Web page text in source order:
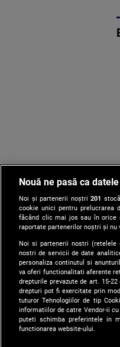
Nouă ne pasă ca
Noi și partenerii noștri201
cookie unici pentru prelucrarea
făcând clic mai jos sau în orice
raportate partenerilor noștri și nu
Noi si partenerii nostri (retelele
nostri de servicii de date
personaliza continutul si
va oferi functionalitati aferente
drepturile prevazute de art. 15-
drepturi pot fi exercitate prin
tuturor Tehnologiilor de tip
informatiilor de catre Vendor-ii cu
puteti schimba preferintele in
functionarea website-ului.